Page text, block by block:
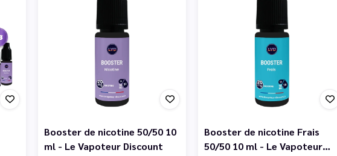
Booster de nicotine 50/50 10
ml - Le Vapoteur Discount
Booster de nicotine Frais
50/50 10 ml - Le Vapoteur…